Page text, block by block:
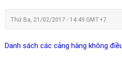
Thứ Ba, 21/02/2017 - 14:49 GMT+7
Danh sách các cảng hàng không